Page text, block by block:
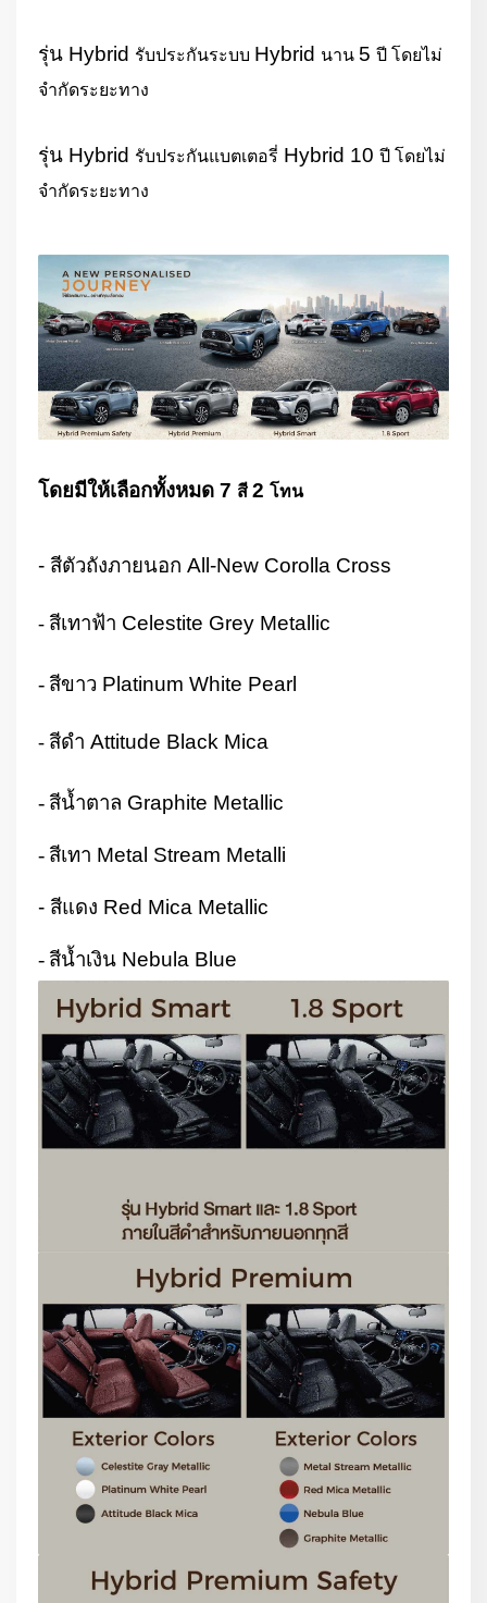
รุ่น Hybrid รับประกันระบบ Hybrid นาน 5 ปี โดยไม่
จำกัดระยะทาง
รุ่น Hybrid รับประกันแบตเตอรี่ Hybrid 10 ปี โดยไม่
จำกัดระยะทาง
โดยมีให้เลือกทั้งหมด 7 สี 2 โทน
- สีตัวถังภายนอก All-New Corolla Cross
- สีเทาฟ้า Celestite Grey Metallic
- สีขาว Platinum White Pearl
- สีดำ Attitude Black Mica
- สีน้ำตาล Graphite Metallic
- สีเทา Metal Stream Metalli
- สีแดง Red Mica Metallic
- สีน้ำเงิน Nebula Blue